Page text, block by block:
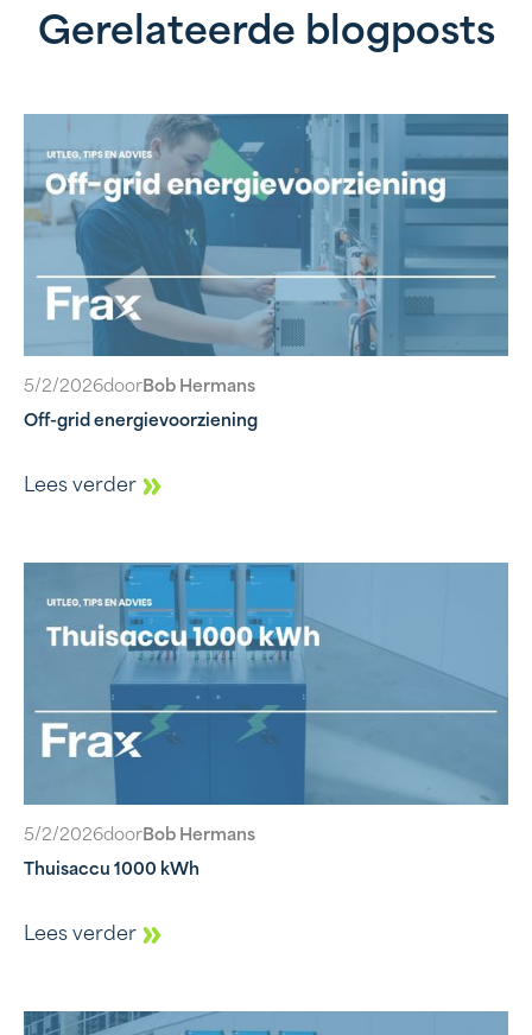
Gerelateerde blogposts
5/2/2026door Bob Hermans
Off-grid energievoorziening
Lees verder
5/2/2026door Bob Hermans
Thuisaccu 1000 kWh
Lees verder